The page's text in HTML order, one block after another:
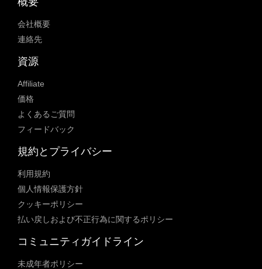
会社概要
連絡先
資源
Affiliate
価格
よくあるご質問
フィードバック
規約とプライバシー
利用規約
個人情報保護方針
クッキーポリシー
払い戻しおよび不正行為に関するポリシー
コミュニティガイドライン
未成年者ポリシー